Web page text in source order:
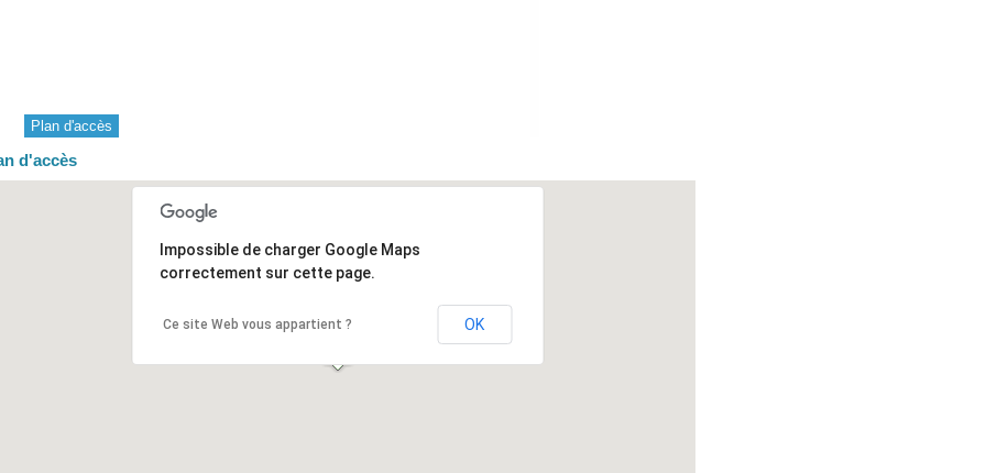
Plan d'accès
d'accès
Impossible de charger Google Maps
correctement sur cette page.
Ce site Web vous appartient ? OK